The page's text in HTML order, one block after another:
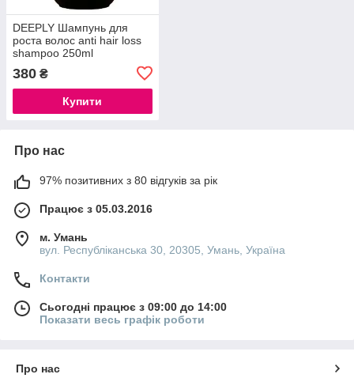
DEEPLY Шампунь для
роста волос anti hair loss
shampoo 250ml
380 ₴
Купити
Про нас
97% позитивних з 80 відгуків за рік
Працює з 05.03.2016
м. Умань
вул. Республіканська 30, 20305, Умань, Україна
Контакти
Сьогодні працює з 09:00 до 14:00
Показати весь графік роботи
Про нас